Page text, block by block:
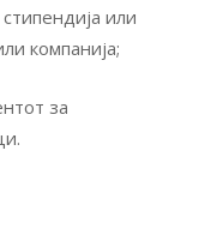
или
компанија;
за